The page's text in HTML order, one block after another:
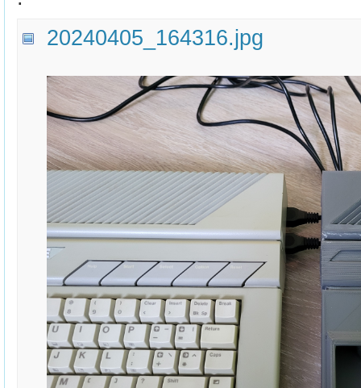
20240405_164316.jpg